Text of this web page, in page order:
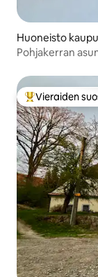
Huoneisto
Pohjakerran
Vieraiden
Vieraiden